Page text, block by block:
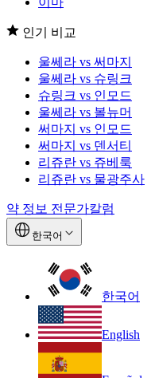
인기 비교
울쎄라 vs 써마지
울쎄라 vs 슈링크
슈링크 vs 인모드
울쎄라 vs 볼뉴머
써마지 vs 인모드
써마지 vs 덴서티
리쥬란 vs 쥬베룩
리쥬란 vs 물광주사
약 정보 전문가칼럼
한국어
한국어
English